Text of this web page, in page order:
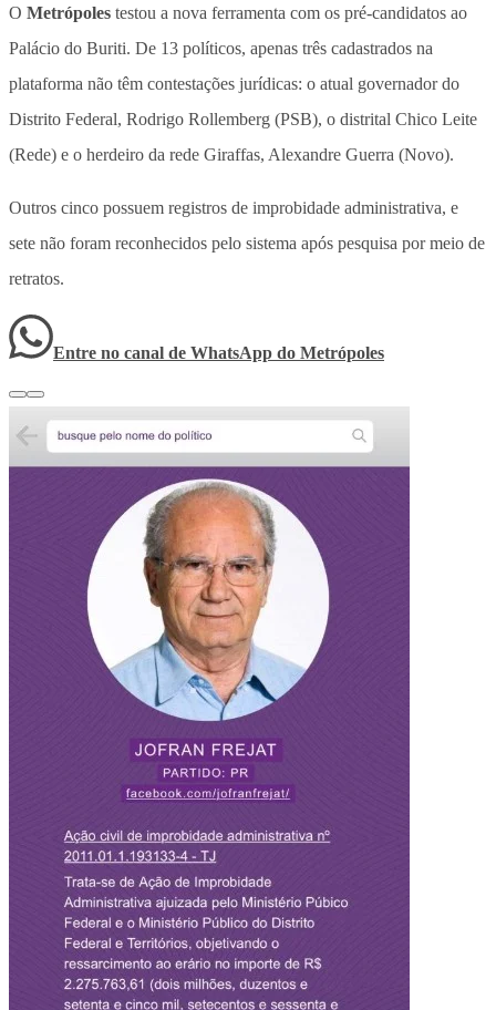
O Metrópoles testou a nova ferramenta com os pré-candidatos ao
Palácio do Buriti. De 13 políticos, apenas três cadastrados na
plataforma não têm contestações jurídicas: o atual governador do
Distrito Federal, Rodrigo Rollemberg (PSB), o distrital Chico Leite
(Rede) e o herdeiro da rede Giraffas, Alexandre Guerra (Novo).
Outros cinco possuem registros de improbidade administrativa, e
sete não foram reconhecidos pelo sistema após pesquisa por meio de
retratos.
Entre no canal de WhatsApp do Metrópoles